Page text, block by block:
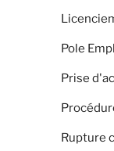
Pole
Prise
Rupture